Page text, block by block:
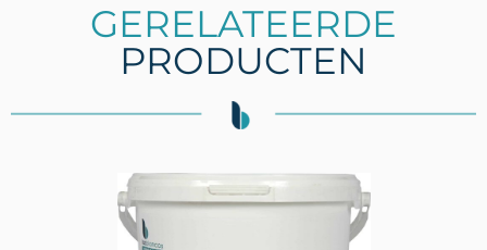
GERELATEERDE
PRODUCTEN